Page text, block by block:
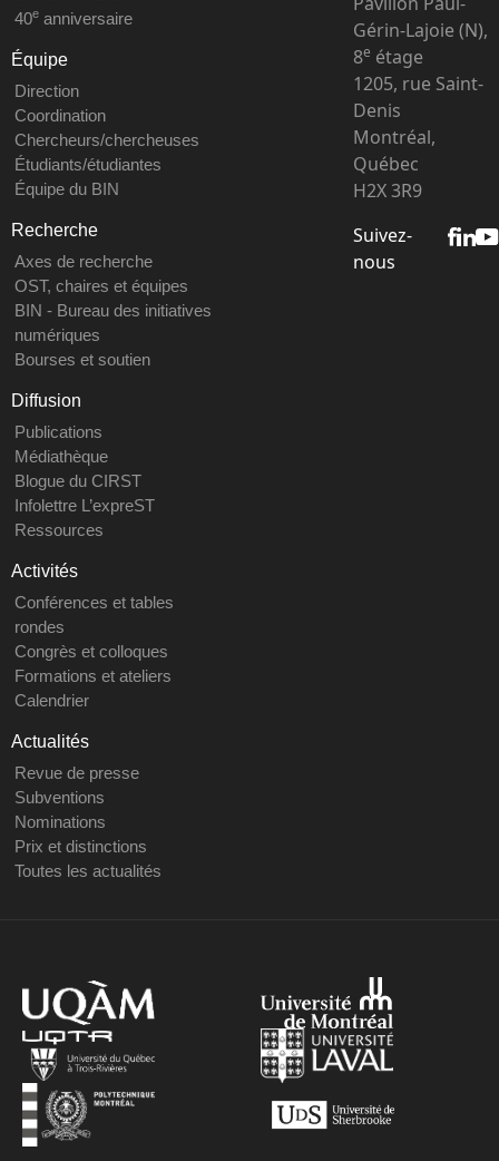
40eanniversaire
Équipe
Direction
Coordination
Chercheurs/chercheuses
Étudiants/étudiantes
Équipe du BIN
Recherche
Axes de recherche
OST, chaires et équipes
BIN - Bureau des initiatives
numériques
Bourses et soutien
Diffusion
Publications
Médiathèque
Blogue du CIRST
Infolettre L’expreST
Ressources
Activités
Conférences et tables
rondes
Congrès et colloques
Formations et ateliers
Calendrier
Actualités
Revue de presse
Subventions
Nominations
Prix et distinctions
Toutes les actualités
Gérin-Lajoie (N),
8e étage
1205, rue Saint-
Denis
Montréal,
Québec
H2X 3R9
Suivez-
nous